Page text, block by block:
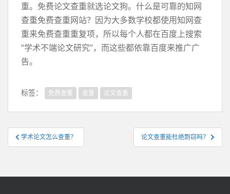
重。免费论文查重就选论文狗。什么是可靠的知网
查重免费查重网站？因为大多数学校都使用知网查
重来免费查重重复项，所以每个人都在百度上搜索
“学术不端论文研究”，而这些都依靠百度来推广广
告。
标签： 免费查重 查重 论文查重
文
章
航
学术论文怎么查重？ 论文查重能杜绝剽窃吗？